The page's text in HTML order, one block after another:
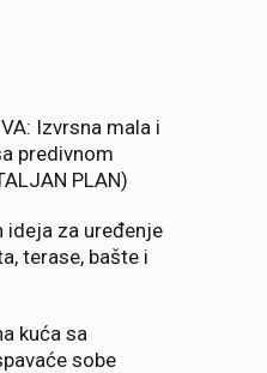
Izvrsna mala i
predivnom
PLAN)
ideja za uređenje
terase, bašte i
kuća sa
sobe